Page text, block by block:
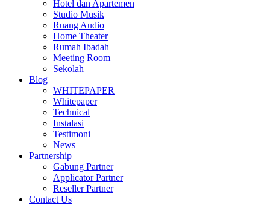
Hotel dan Apartemen
Studio Musik
Ruang Audio
Home Theater
Rumah Ibadah
Meeting Room
Sekolah
Blog
WHITEPAPER
Whitepaper
Technical
Instalasi
Testimoni
News
Partnership
Gabung Partner
Applicator Partner
Reseller Partner
Contact Us